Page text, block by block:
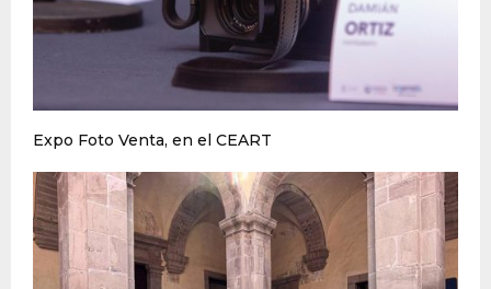
Expo Foto Venta, en el CEART